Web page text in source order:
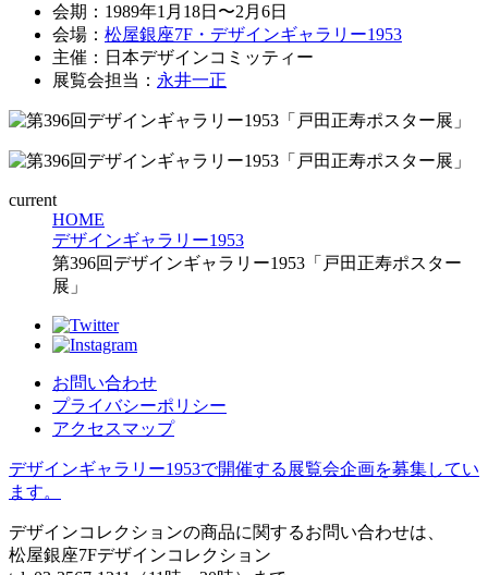
会期：1989年1月18日〜2月6日
会場： 松屋銀座7F・デザインギャラリー1953
主催：日本デザインコミッティー
展覧会担当： 永井一正
current
HOME
デザインギャラリー1953
第396回デザインギャラリー1953「戸田正寿ポスター
展」
お問い合わせ
プライバシーポリシー
アクセスマップ
デザインギャラリー1953で開催する展覧会企画を募集してい
ます。
デザインコレクションの商品に関するお問い合わせは、
松屋銀座7Fデザインコレクション